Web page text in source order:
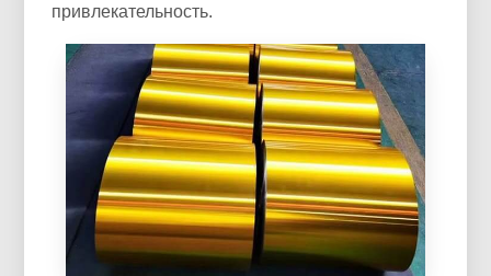
привлекательность.